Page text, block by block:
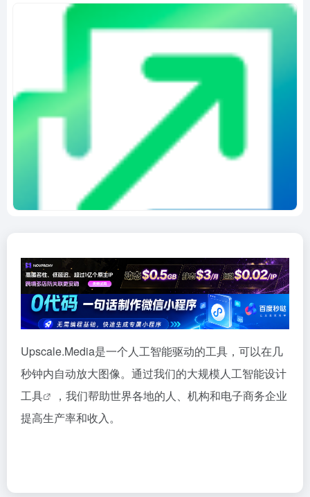
Upscale.Media是一个人工智能驱动的工具，可以在几
秒钟内自动放大图像。通过我们的大规模人工智能设计
工具
，我们帮助世界各地的人、机构和电子商务企业
提高生产率和收入。